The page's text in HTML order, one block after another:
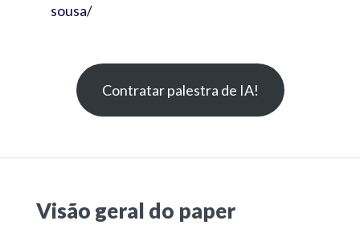
sousa/
Contratar palestra de IA!
Visão geral do paper